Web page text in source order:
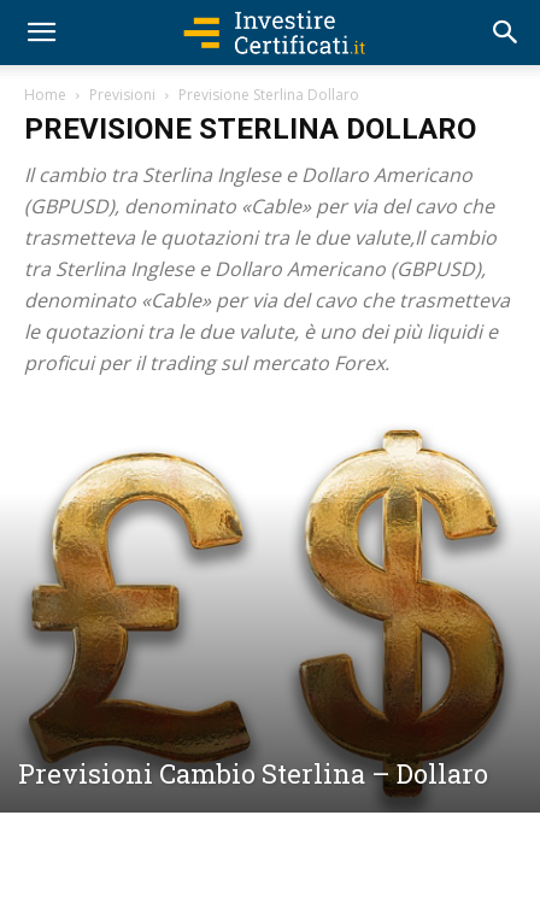
Home Previsioni Previsione Sterlina Dollaro
PREVISIONE STERLINA DOLLARO
Il cambio tra Sterlina Inglese e Dollaro Americano
(GBPUSD), denominato «Cable» per via del cavo che
trasmetteva le quotazioni tra le due valute,Il cambio
tra Sterlina Inglese e Dollaro Americano (GBPUSD),
denominato «Cable» per via del cavo che trasmetteva
le quotazioni tra le due valute, è uno dei più liquidi e
proficui per il trading sul mercato Forex.
Previsioni Cambio Sterlina – Dollaro